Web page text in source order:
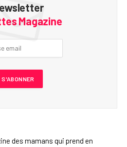
Magazine
des mamans qui prend en